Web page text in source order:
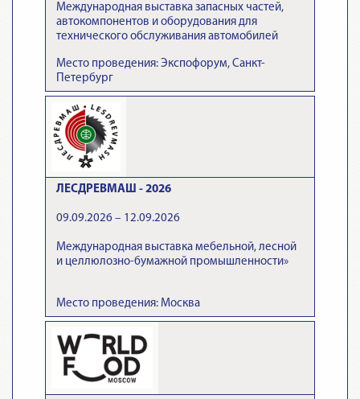
Международная выставка запасных частей,
автокомпонентов и оборудования для
технического обслуживания автомобилей
Место проведения: Экспофорум, Санкт-
Петербург
ЛЕСДРЕВМАШ - 2026
09.09.2026 – 12.09.2026
Международная выставка мебельной, лесной
и целлюлозно-бумажной промышленности»
Место проведения: Москва